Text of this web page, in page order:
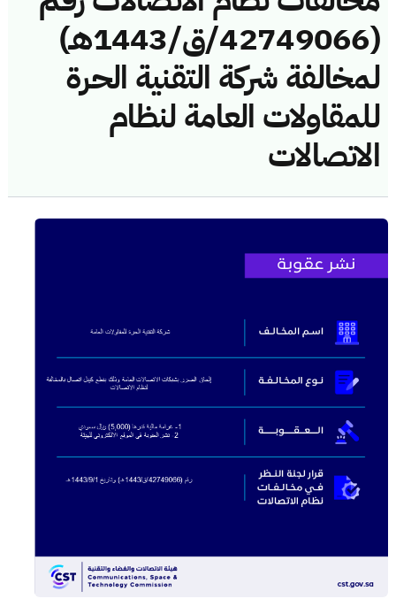
(42749066/ق/1443هـ)
لمخالفة شركة التقنية الحرة
للمقاولات العامة لنظام
الاتصالات